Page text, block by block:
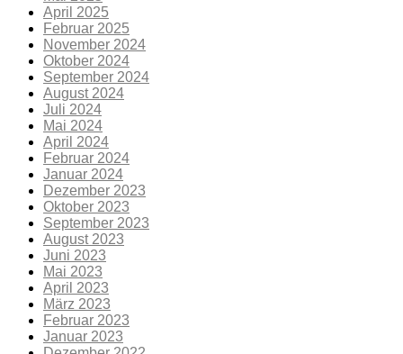
April 2025
Februar 2025
November 2024
Oktober 2024
September 2024
August 2024
Juli 2024
Mai 2024
April 2024
Februar 2024
Januar 2024
Dezember 2023
Oktober 2023
September 2023
August 2023
Juni 2023
Mai 2023
April 2023
März 2023
Februar 2023
Januar 2023